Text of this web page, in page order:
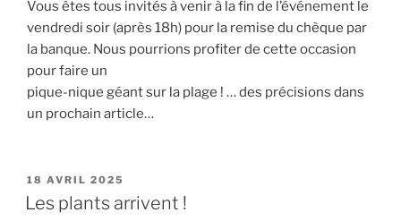
Vous êtes tous invités à venir à la fin de l’événement le
vendredi soir (après 18h) pour la remise du chèque par
la banque. Nous pourrions profiter de cette occasion
pour faire un
pique-nique géant sur la plage ! … des précisions dans
un prochain article…
PUBLIÉ
LE
18 AVRIL 2025
Les plants arrivent !